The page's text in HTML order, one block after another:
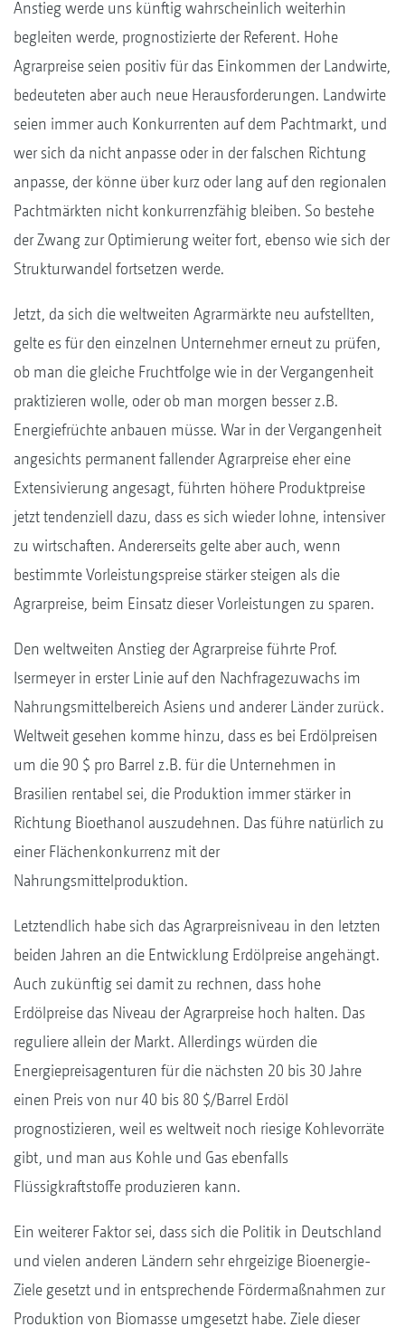
Anstieg werde uns künftig wahrscheinlich weiterhin
begleiten werde, prognostizierte der Referent. Hohe
Agrarpreise seien positiv für das Einkommen der Landwirte,
bedeuteten aber auch neue Herausforderungen. Landwirte
seien immer auch Konkurrenten auf dem Pachtmarkt, und
wer sich da nicht anpasse oder in der falschen Richtung
anpasse, der könne über kurz oder lang auf den regionalen
Pachtmärkten nicht konkurrenzfähig bleiben. So bestehe
der Zwang zur Optimierung weiter fort, ebenso wie sich der
Strukturwandel fortsetzen werde.
Jetzt, da sich die weltweiten Agrarmärkte neu aufstellten,
gelte es für den einzelnen Unternehmer erneut zu prüfen,
ob man die gleiche Fruchtfolge wie in der Vergangenheit
praktizieren wolle, oder ob man morgen besser z.B.
Energiefrüchte anbauen müsse. War in der Vergangenheit
angesichts permanent fallender Agrarpreise eher eine
Extensivierung angesagt, führten höhere Produktpreise
jetzt tendenziell dazu, dass es sich wieder lohne, intensiver
zu wirtschaften. Andererseits gelte aber auch, wenn
bestimmte Vorleistungspreise stärker steigen als die
Agrarpreise, beim Einsatz dieser Vorleistungen zu sparen.
Den weltweiten Anstieg der Agrarpreise führte Prof.
Isermeyer in erster Linie auf den Nachfragezuwachs im
Nahrungsmittelbereich Asiens und anderer Länder zurück.
Weltweit gesehen komme hinzu, dass es bei Erdölpreisen
um die 90 $ pro Barrel z.B. für die Unternehmen in
Brasilien rentabel sei, die Produktion immer stärker in
Richtung Bioethanol auszudehnen. Das führe natürlich zu
einer Flächenkonkurrenz mit der
Nahrungsmittelproduktion.
Letztendlich habe sich das Agrarpreisniveau in den letzten
beiden Jahren an die Entwicklung Erdölpreise angehängt.
Auch zukünftig sei damit zu rechnen, dass hohe
Erdölpreise das Niveau der Agrarpreise hoch halten. Das
reguliere allein der Markt. Allerdings würden die
Energiepreisagenturen für die nächsten 20 bis 30 Jahre
einen Preis von nur 40 bis 80 $/Barrel Erdöl
prognostizieren, weil es weltweit noch riesige Kohlevorräte
gibt, und man aus Kohle und Gas ebenfalls
Flüssigkraftstoffe produzieren kann.
Ein weiterer Faktor sei, dass sich die Politik in Deutschland
und vielen anderen Ländern sehr ehrgeizige Bioenergie-
Ziele gesetzt und in entsprechende Fördermaßnahmen zur
Produktion von Biomasse umgesetzt habe. Ziele dieser